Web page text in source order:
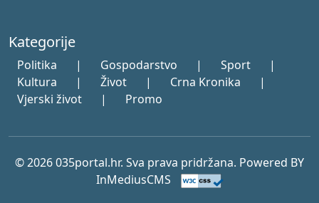
Kategorije
Politika | Gospodarstvo | Sport
|
Kultura
| Život | Crna Kronika
|
Vjerski život
| Promo
© 2026 035portal.hr. Sva prava pridržana. Powered BY
InMediusCMS